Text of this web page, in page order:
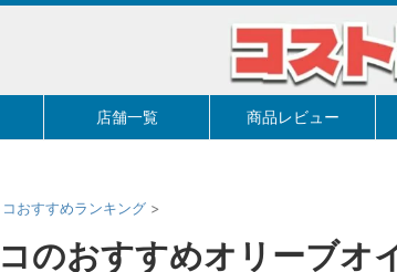
店舗一覧 商品レビュー
コおすすめランキング >
のおすすめオリーブオ